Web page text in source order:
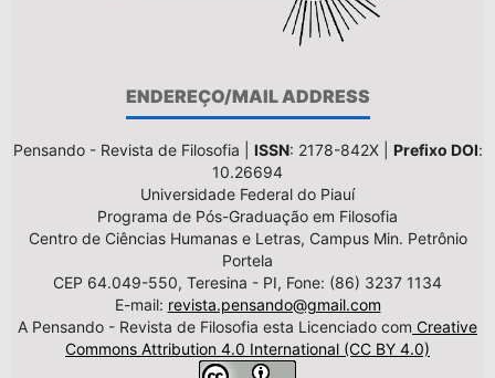
ENDEREÇO/MAIL ADDRESS
Pensando - Revista de Filosofia | ISSN: 2178-842X | Prefixo DOI:
10.26694
Universidade Federal do Piauí
Programa de Pós-Graduação em Filosofia
Centro de Ciências Humanas e Letras, Campus Min. Petrônio
Portela
CEP 64.049-550, Teresina - PI, Fone: (86) 3237 1134
E-mail: revista.pensando@gmail.com
A Pensando - Revista de Filosofia esta Licenciado com Creative
Commons Attribution 4.0 International (CC BY 4.0)